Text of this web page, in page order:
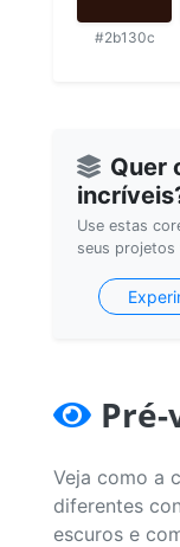
#2b130c
Quer
Use estas
seus projetos
Veja como a
diferentes
escuros e